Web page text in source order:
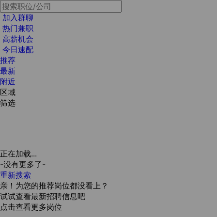
加入群聊
热门兼职
高薪机会
今日速配
推荐
最新
附近
区域
筛选
正在加载...
-没有更多了-
重新搜索
亲！为您的推荐岗位都没看上？
试试查看最新招聘信息吧
点击查看更多岗位